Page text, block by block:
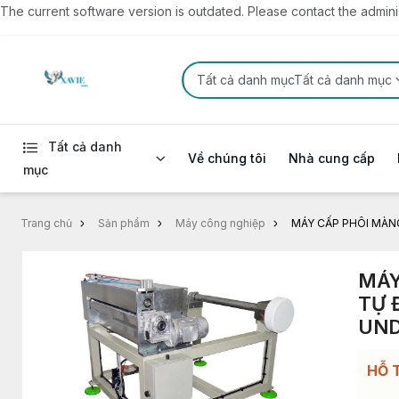
The current software version is outdated. Please contact the
Tất cả danh mụcTất cả danh mục
Tất cả danh
mục
Về chúng tôi Nhà cung cấp
Trang chủ Sản phẩm Máy công nghiệp MÁY CẤP PHÔI
TỰ
HỖ